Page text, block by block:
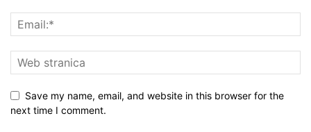
Save my name, email, and website in this browser for the
next time I comment.